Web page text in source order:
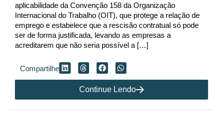
aplicabilidade da Convenção 158 da Organização
Internacional do Trabalho (OIT), que protege a relação de
emprego e estabelece que a rescisão contratual só pode
ser de forma justificada, levando as empresas a
acreditarem que não seria possível a […]
Compartilhe
Continue Lendo